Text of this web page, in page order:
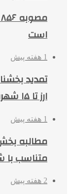
است
1 هفته پیش
تمدید
ارز تا ۱۵ شهریور
1 هفته پیش
مطالبه
متناسب با
2 هفته پیش